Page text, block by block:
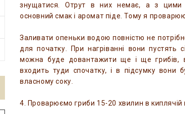
знущатися. Отрут в них немає, а з
основний смак і аромат піде. Тому я проварюю
Заливати опеньки водою повністю не
для початку. При нагріванні вони пустять
можна буде довантажити ще і ще грибів,
входить туди спочатку, і в підсумку вони
власному соку.
4. Проварюємо гриби 15-20 хвилин в киплячій